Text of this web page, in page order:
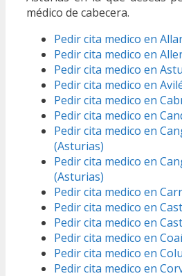
médico de cabecera.
Pedir cita medico en
Pedir cita medico en
Pedir cita medico en
Pedir cita medico en
Pedir cita medico en
Pedir cita medico en
Pedir cita medico en
(Asturias)
Pedir cita medico en
(Asturias)
Pedir cita medico en
Pedir cita medico en
Pedir cita medico en
Pedir cita medico en
Pedir cita medico en
Pedir cita medico en